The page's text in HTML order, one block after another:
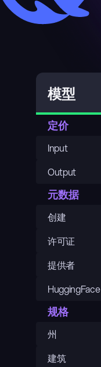
模型
定价
Input
Output
元数据
创建
许可证
提供者
HuggingFace
规格
州
建筑